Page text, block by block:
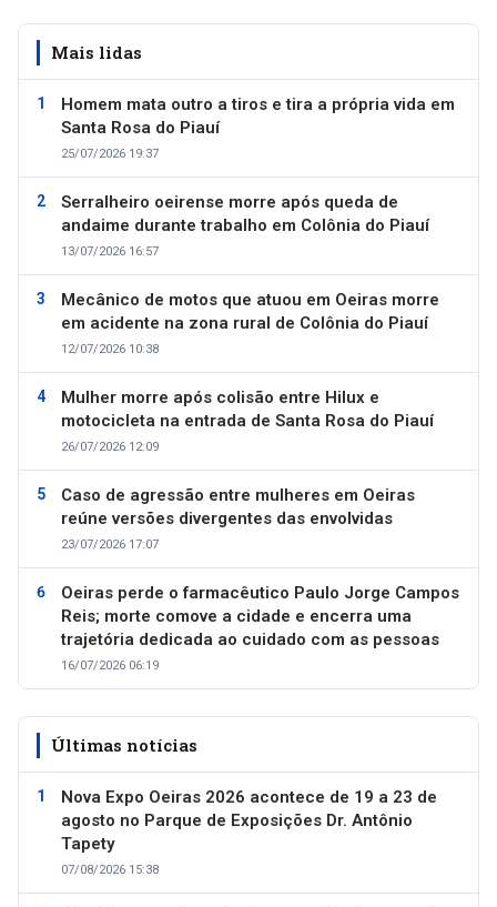
Mais lidas
Homem mata outro a tiros e tira a própria vida em
Santa Rosa do Piauí
25/07/2026 19:37
Serralheiro oeirense morre após queda de
andaime durante trabalho em Colônia do Piauí
13/07/2026 16:57
Mecânico de motos que atuou em Oeiras morre
em acidente na zona rural de Colônia do Piauí
12/07/2026 10:38
Mulher morre após colisão entre Hilux e
motocicleta na entrada de Santa Rosa do Piauí
26/07/2026 12:09
Caso de agressão entre mulheres em Oeiras
reúne versões divergentes das envolvidas
23/07/2026 17:07
Oeiras perde o farmacêutico Paulo Jorge Campos
Reis; morte comove a cidade e encerra uma
trajetória dedicada ao cuidado com as pessoas
16/07/2026 06:19
Últimas notícias
Nova Expo Oeiras 2026 acontece de 19 a 23 de
agosto no Parque de Exposições Dr. Antônio
Tapety
07/08/2026 15:38